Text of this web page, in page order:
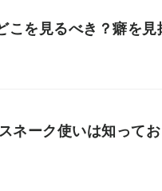
こを見るべき？癖を
スネーク使いは知って